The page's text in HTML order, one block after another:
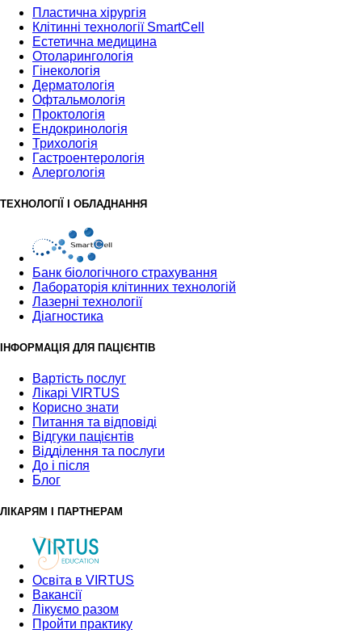
Пластична хірургія
Клітинні технології SmartCell
Естетична медицина
Отоларингологія
Гінекологія
Дерматологія
Офтальмологія
Проктологія
Ендокринологія
Трихологія
Гастроентерологія
Алергологія
ТЕХНОЛОГІЇ І ОБЛАДНАННЯ
Банк бiологiчного страхування
Лабораторія клітинних технологій
Лазерні технології
Діагностика
ІНФОРМАЦІЯ ДЛЯ ПАЦІЄНТІВ
Вартість послуг
Лікарі VIRTUS
Корисно знати
Питання та відповіді
Відгуки пацієнтів
Відділення та послуги
До і після
Блог
ЛІКАРЯМ І ПАРТНЕРАМ
Освіта в VIRTUS
Вакансії
Лікуємо разом
Пройти практику